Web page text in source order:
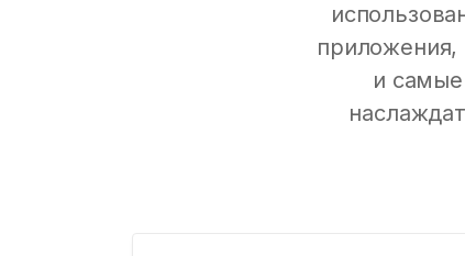
приложения,
и